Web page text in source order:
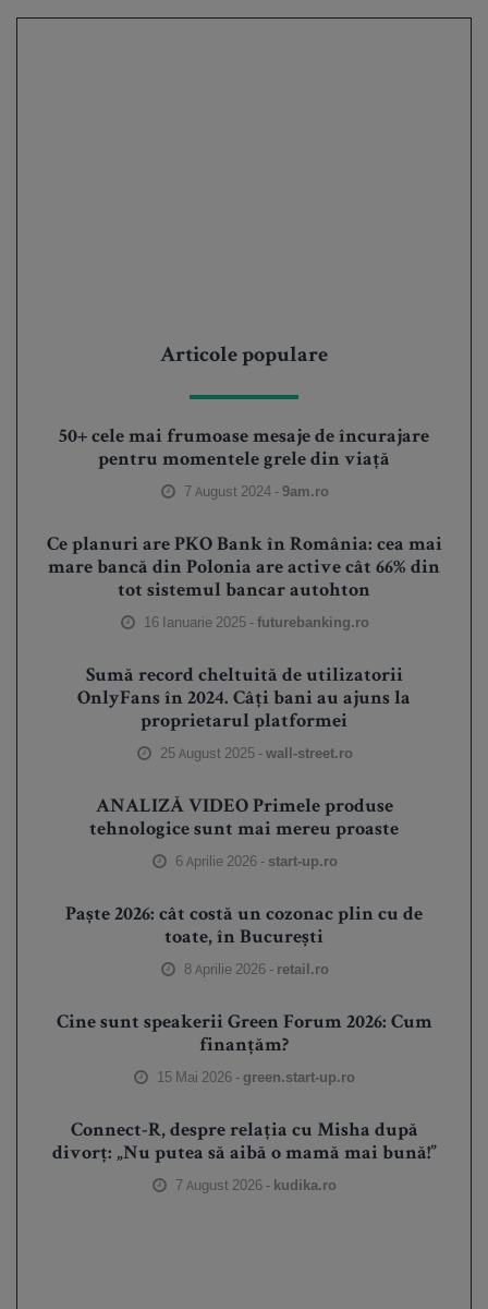
Articole populare
50+ cele mai frumoase mesaje de încurajare
pentru momentele grele din viață
7 August 2024 -9am.ro
Ce planuri are PKO Bank în România: cea mai
mare bancă din Polonia are active cât 66% din
tot sistemul bancar autohton
16 Ianuarie 2025 -futurebanking.ro
Sumă record cheltuită de utilizatorii
OnlyFans în 2024. Câți bani au ajuns la
proprietarul platformei
25 August 2025 -wall-street.ro
ANALIZĂ VIDEO Primele produse
tehnologice sunt mai mereu proaste
6 Aprilie 2026 - start-up.ro
Paște 2026: cât costă un cozonac plin cu de
toate, în București
8 Aprilie 2026 - retail.ro
Cine sunt speakerii Green Forum 2026: Cum
finanțăm?
15 Mai 2026 - green.start-up.ro
Connect-R, despre relația cu Misha după
divorț: „Nu putea să aibă o mamă mai bună!”
7 August 2026 - kudika.ro